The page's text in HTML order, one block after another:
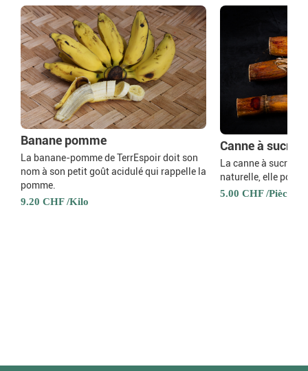
Banane pomme
La banane-pomme de TerrEspoir doit son
nom à son petit goût acidulé qui rappelle la
pomme.
9.20 CHF /Kilo
Canne à sucre
La canne à sucre
naturelle, elle
5.00 CHF /Pièce